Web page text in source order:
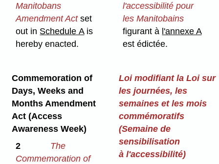
Manitobans
Amendment Actset
out in Schedule Ais
hereby enacted.
l'accessibilité pour
les Manitobains
figurant à l'annexe A
est édictée.
Commemoration of
Days, Weeks and
Months Amendment
Act (Access
Awareness Week)
2
The
Commemoration of
Loi modifiant la Loi sur
les journées, les
semaines et les mois
commémoratifs
(Semaine de
sensibilisation
à l'accessibilité)